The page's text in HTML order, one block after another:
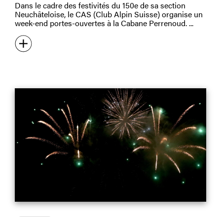
Dans le cadre des festivités du 150e de sa section
Neuchâteloise, le CAS (Club Alpin Suisse) organise un
week-end portes-ouvertes à la Cabane Perrenoud.